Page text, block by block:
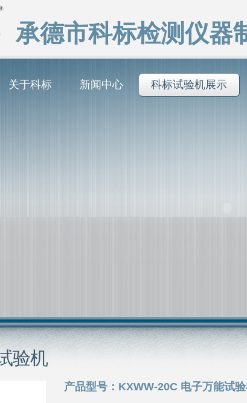
承德市科标检测仪器
关于科标 新闻中心 科标试验机展示
验机
产品型号：KXWW-20C 电子万能试